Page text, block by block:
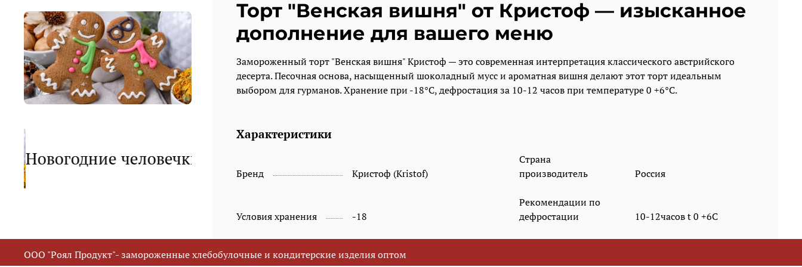
Торт "Венская вишня" от Кристоф — изысканное
дополнение для вашего меню
Замороженный торт "Венская вишня" Кристоф — это современная интерпретация классического австрийского
десерта. Песочная основа, насыщенный шоколадный мусс и ароматная вишня делают этот торт идеальным
выбором для гурманов. Хранение при -18°C, дефростация за 10-12 часов при температуре 0 +6°C.
Характеристики
Бренд Кристоф (Kristof)
Страна
производитель
Россия
Условия хранения -18
Рекомендации по
дефростации
10-12часов t 0 +6С
человечки в наличии Новогодние человечки в наличии
ООО "Роял Продукт"- замороженные хлебобулочные и кондитерские изделия оптом